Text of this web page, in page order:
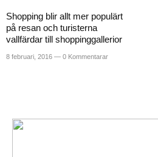
Shopping blir allt mer populärt
på resan och turisterna
vallfärdar till shoppinggallerior
8 februari, 2016 — 0 Kommentarar